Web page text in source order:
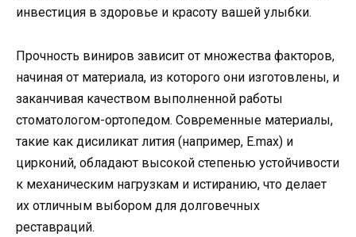
инвестиция в здоровье и красоту вашей улыбки.
Прочность виниров зависит от множества факторов,
начиная от материала, из которого они изготовлены, и
заканчивая качеством выполненной работы
стоматологом-ортопедом. Современные материалы,
такие как дисиликат лития (например, E.max) и
цирконий, обладают высокой степенью устойчивости
к механическим нагрузкам и истиранию, что делает
их отличным выбором для долговечных
реставраций.